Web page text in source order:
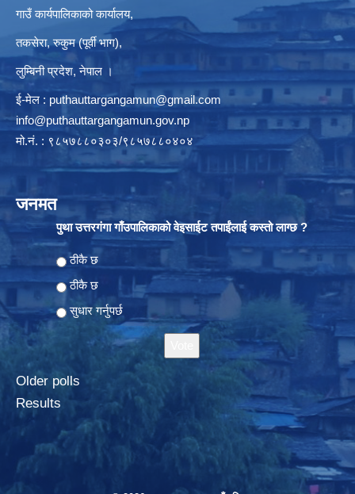
गाउँ कार्यपालिकाको कार्यालय,
तकसेरा, रुकुम (पूर्वी भाग),
लुम्बिनी प्रदेश, नेपाल ।
ई-मेल : puthauttargangamun@gmail.com
info@puthauttargangamun.gov.np
मो.नं. : ९८५७८८०३०३/९८५७८८०४०४
जनमत
पुथा उत्तरगंगा गाँउपालिकाको वेइसाईट तपाईंलाई कस्तो लाग्छ ?
Choices
ठीकै छ
ठीकै छ
सुधार गर्नुपर्छ
Older polls
Results